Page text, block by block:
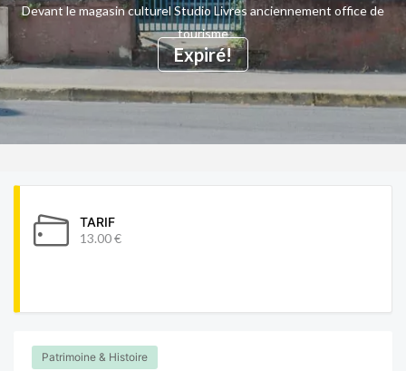
Expiré!
Devant le magasin culturel Studio Livres anciennement office de
tourisme
TARIF
13.00 €
Patrimoine & Histoire